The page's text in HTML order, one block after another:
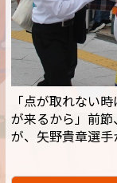
「点が取れない
が来るから」前
が、矢野貴章選手